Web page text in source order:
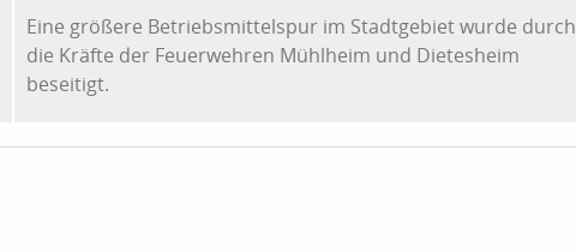
Eine größere Betriebsmittelspur im Stadtgebiet wurde durch
die Kräfte der Feuerwehren Mühlheim und Dietesheim
beseitigt.